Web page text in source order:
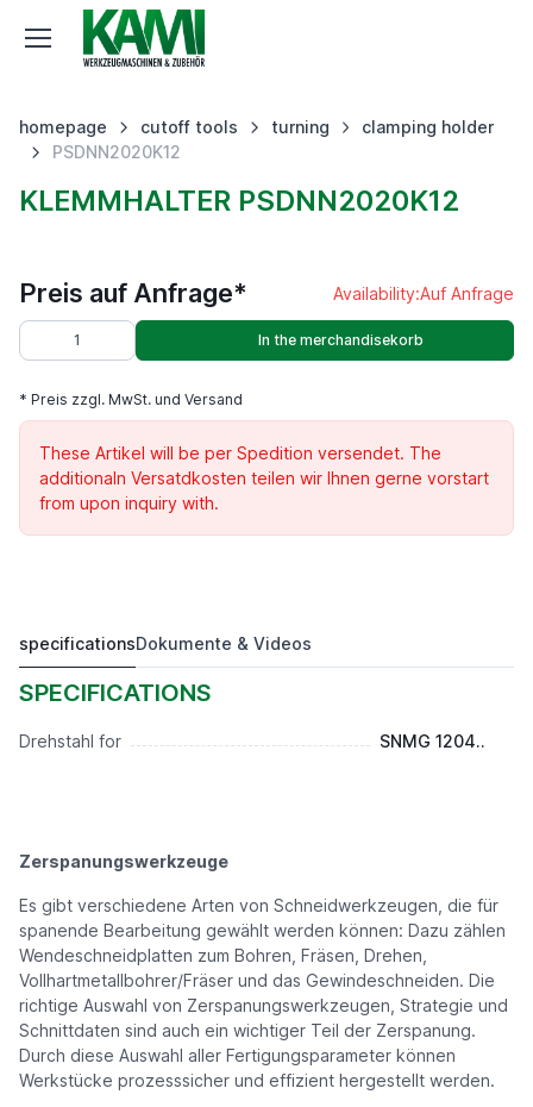
homepage cutoff tools turning
clamping holder
PSDNN2020K12
KLEMMHALTER PSDNN2020K12
Preis auf Anfrage* Availability:Auf Anfrage
In the merchandisekorb
* Preis zzgl. MwSt. und Versand
These Artikel will be per Spedition versendet. The
additionaln Versatdkosten teilen wir Ihnen gerne vorstart
from upon inquiry with.
PSDNN2020K12
Preis auf Anfrage*
specificationsDokumente & Videos
SPECIFICATIONS
Drehstahl for SNMG 1204..
Zerspanungswerkzeuge
Es gibt verschiedene Arten von Schneidwerkzeugen, die für
spanende Bearbeitung gewählt werden können: Dazu zählen
Wendeschneidplatten zum Bohren, Fräsen, Drehen,
Vollhartmetallbohrer/Fräser und das Gewindeschneiden. Die
richtige Auswahl von Zerspanungswerkzeugen, Strategie und
Schnittdaten sind auch ein wichtiger Teil der Zerspanung.
Durch diese Auswahl aller Fertigungsparameter können
Werkstücke prozesssicher und effizient hergestellt werden.